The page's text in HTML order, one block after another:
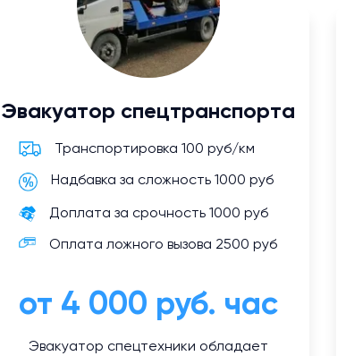
Эвакуатор спецтранспорта
Транспортировка 100 руб/км
Надбавка за сложность 1000 руб
Доплата за срочность 1000 руб
Оплата ложного вызова 2500 руб
от 4 000 руб. час
Эвакуатор спецтехники обладает